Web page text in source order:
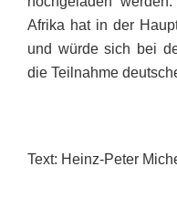
Afrika hat in der
und würde sich bei
die Teilnahme
Text: Heinz-Peter